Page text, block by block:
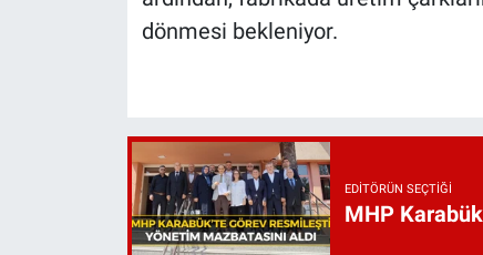
dönmesi bekleniyor.
EDITÖRÜN SEÇTIĞI
MHP